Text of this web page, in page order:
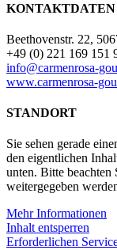
0,75l
KONTAKTDATEN
Beethovenstr. 22,
+49 (0) 221 169 151
info@carmenrosa-
www.carmenrosa-
STANDORT
Sie sehen gerade
den eigentlichen
unten. Bitte beachten
weitergegeben
Mehr Informationen
Inhalt entsperren
Erforderlichen